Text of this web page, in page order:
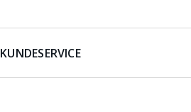
KUNDESERVICE